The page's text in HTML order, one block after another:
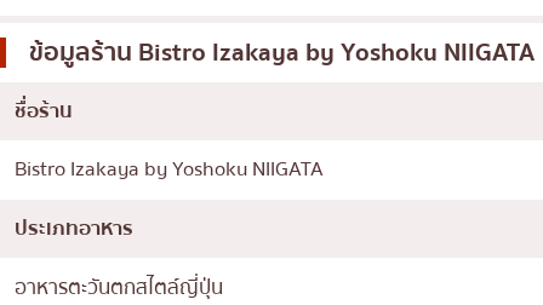
ข้อมูลร้าน Bistro Izakaya by Yoshoku NIIGATA
ชื่อร้าน
Bistro Izakaya by Yoshoku NIIGATA
ประเภทอาหาร
อาหารตะวันตกสไตล์ญี่ปุ่น